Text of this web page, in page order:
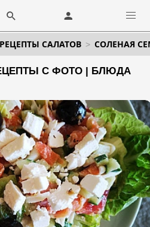
САЛАТОВ СОЛЕНАЯ
С ФОТО | БЛЮДА